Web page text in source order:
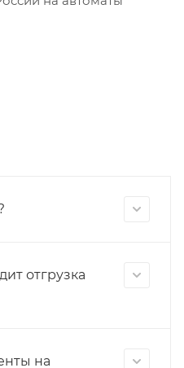
отгрузка
на